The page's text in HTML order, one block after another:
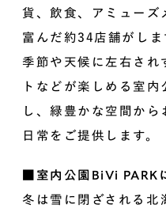
貨、飲食、アミューズ
富んだ約34店舗がしま
季節や天候に左右され
トなどが楽しめる室
し、緑豊かな空間か
日常をご提供します。
■室内公園BiVi PARK
冬は雪に閉ざされる北